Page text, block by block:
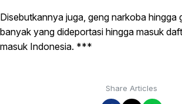
Disebutkannya juga, geng narkoba hingga
banyak yang dideportasi hingga masuk
masuk Indonesia. ***
Share Articles